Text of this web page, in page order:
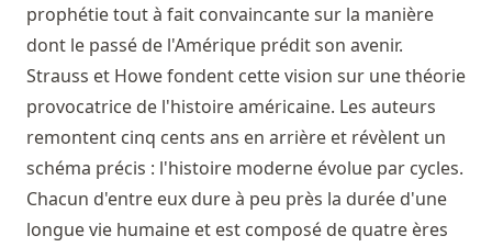
prophétie tout à fait convaincante sur la manière
dont le passé de l'Amérique prédit son avenir.
Strauss et Howe fondent cette vision sur une théorie
provocatrice de l'histoire américaine. Les auteurs
remontent cinq cents ans en arrière et révèlent un
schéma précis : l'histoire moderne évolue par cycles.
Chacun d'entre eux dure à peu près la durée d'une
longue vie humaine et est composé de quatre ères